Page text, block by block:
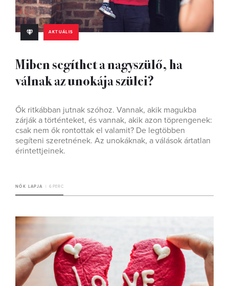
AKTUÁLIS
Miben segíthet a nagyszülő, ha
válnak az unokája szülei?
Ők ritkábban jutnak szóhoz. Vannak, akik magukba
zárják a történteket, és vannak, akik azon töprengenek:
csak nem ők rontottak el valamit? De legtöbben
segíteni szeretnének. Az unokáknak, a válások ártatlan
érintettjeinek.
NŐK LAPJA 6 PERC